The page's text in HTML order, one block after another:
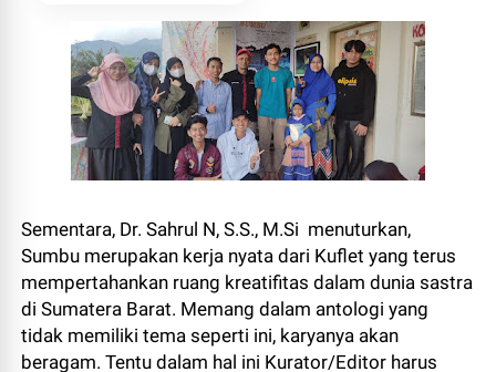
Sementara, Dr. Sahrul N, S.S., M.Si menuturkan,
Sumbu merupakan kerja nyata dari Kuflet yang terus
mempertahankan ruang kreatifitas dalam dunia sastra
di Sumatera Barat. Memang dalam antologi yang
tidak memiliki tema seperti ini, karyanya akan
beragam. Tentu dalam hal ini Kurator/Editor harus